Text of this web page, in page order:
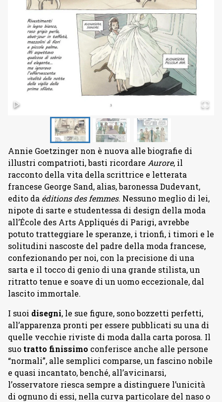
Annie Goetzinger non è nuova alle biografie di
illustri compatrioti, basti ricordare Aurore, il
racconto della vita della scrittrice e letterata
francese George Sand, alias, baronessa Dudevant,
edito da éditions des femmes. Nessuno meglio di lei,
nipote di sarte e studentessa di design della moda
all’École des Arts Appliqués di Parigi, avrebbe
potuto tratteggiare le speranze, i trionfi, i timori e le
solitudini nascoste del padre della moda francese,
confezionando per noi, con la precisione di una
sarta e il tocco di genio di una grande stilista, un
ritratto tenue e soave di un uomo eccezionale, dal
lascito immortale.
I suoi disegni, le sue figure, sono bozzetti perfetti,
all’apparenza pronti per essere pubblicati su una di
quelle vecchie riviste di moda dalla carta porosa. Il
suo tratto finissimo conferisce anche alle persone
“normali”, alle semplici comparse, un fascino nobile
e quasi incantato, benché, all’avicinarsi,
l’osservatore riesca sempre a distinguere l’unicità
di ognuno di essi, nella curva particolare del naso o